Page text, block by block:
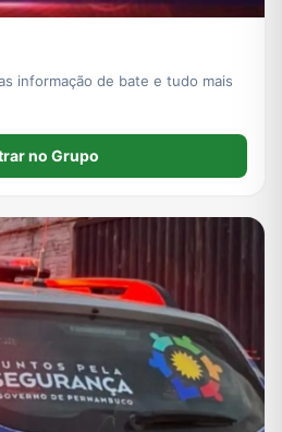
informação de bate e tudo mais
no Grupo